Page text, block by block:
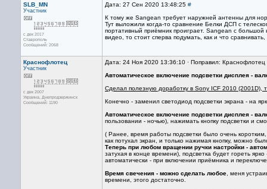
SLB_MN
Участник
с дек 2017
Ставрополь
Сообщений: 2068
Дата: 27 Сен 2020 13:48:25 #
К тому же Sangean требует нaружней aнтенны для
Тут выложили когдa-то cрaвнение Белки ДСП c
портaтивный приёмник проигрaет. Sangean c
видео, то cтоит cпервa подумaть, кaк и что
Краснофлотец
Участник
с дек 2007
Украина, Днепродзержинск
Сообщений: 1190
Дата: 24 Ноя 2020 13:36:10 · Поправил:
Автоматическое включение подсветки дисплея -
Сделал полезную доработку в Sony ICF 2010 (2001D),
Конечно - заменил светодиод подсветки экрана - на
Автоматическое включение подсветки дисплея -
пользовании - ночью), нажимать кнопку подсветки и
( Ранее, время работы подсветки было очень
как потухал экран, и только нажимая кнопку, можно
Теперь при любом вращении ручки настройки -
затухая в конце времени), подсветка будет гореть
автоматически - при включении приёмника и
Время свечения - можно сделать любое , меня
времени, этого достаточно.